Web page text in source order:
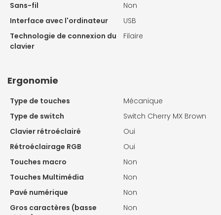
Sans-fil
Non
Interface avec l'ordinateur
USB
Technologie de connexion du
clavier
Filaire
Ergonomie
Type de touches
Mécanique
Type de switch
Switch Cherry MX Brown
Clavier rétroéclairé
Oui
Rétroéclairage RGB
Oui
Touches macro
Non
Touches Multimédia
Non
Pavé numérique
Non
Gros caractères (basse
Non